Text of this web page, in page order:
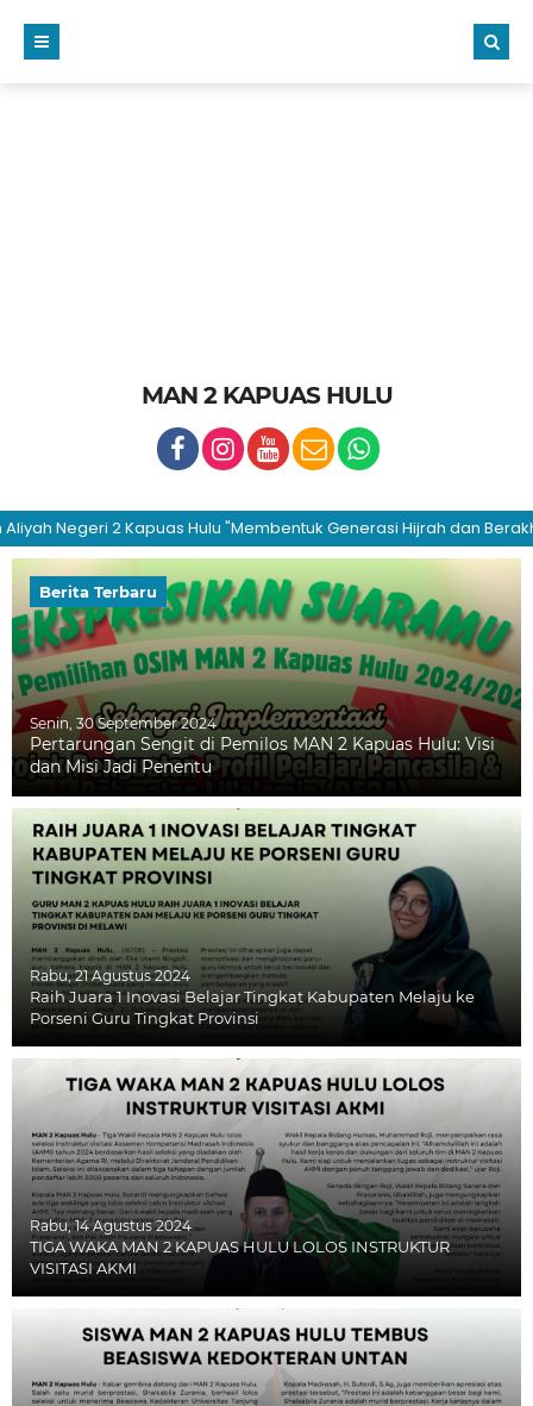
MAN 2 KAPUAS HULU
Negeri 2 Kapuas Hulu "Membentuk Generasi Hijrah dan
Berita Terbaru
Senin, 30 September 2024
Pertarungan Sengit di Pemilos MAN 2 Kapuas Hulu: Visi
dan Misi Jadi Penentu
Rabu, 21 Agustus 2024
Raih Juara 1 Inovasi Belajar Tingkat Kabupaten Melaju ke
Porseni Guru Tingkat Provinsi
Rabu, 14 Agustus 2024
TIGA WAKA MAN 2 KAPUAS HULU LOLOS INSTRUKTUR
VISITASI AKMI